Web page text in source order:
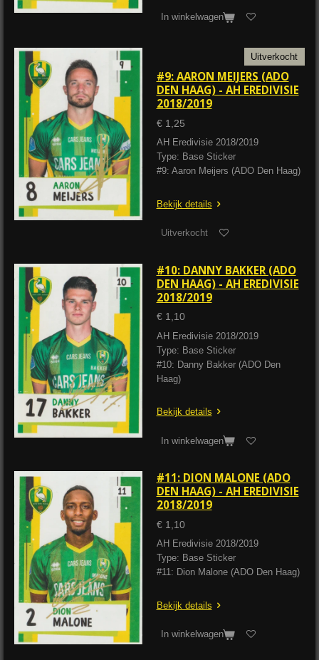
In winkelwagen
Uitverkocht
#9: AARON MEIJERS (ADO
DEN HAAG) - AH EREDIVISIE
2018/2019
€ 1,25
AH Eredivisie 2018/2019
Type: Base Sticker
#9: Aaron Meijers (ADO Den Haag)
Bekijk details
Uitverkocht
#10: DANNY BAKKER (ADO
DEN HAAG) - AH EREDIVISIE
2018/2019
€ 1,10
AH Eredivisie 2018/2019
Type: Base Sticker
#10: Danny Bakker (ADO Den
Haag)
Bekijk details
In winkelwagen
#11: DION MALONE (ADO
DEN HAAG) - AH EREDIVISIE
2018/2019
€ 1,10
AH Eredivisie 2018/2019
Type: Base Sticker
#11: Dion Malone (ADO Den Haag)
Bekijk details
In winkelwagen